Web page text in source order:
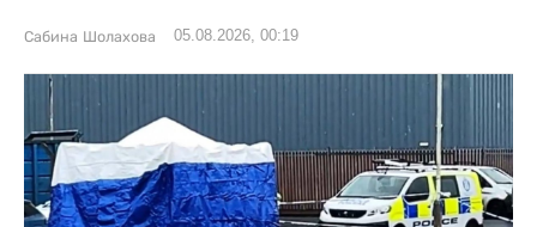
Сабина Шолахова 05.08.2026, 00:19